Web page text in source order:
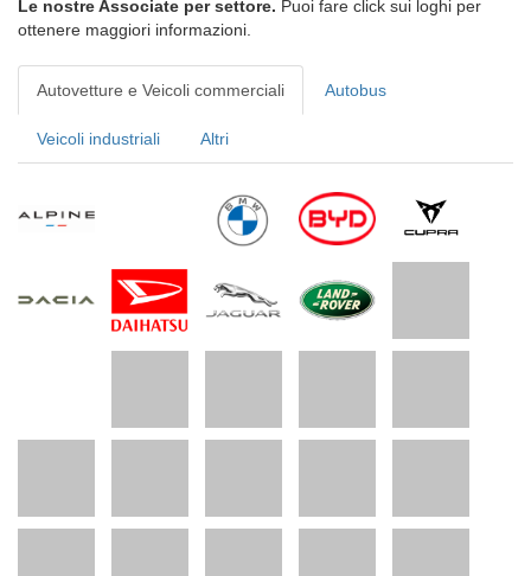
Le nostre Associate per settore. Puoi fare click sui loghi per
ottenere maggiori informazioni.
Autovetture e Veicoli commerciali Autobus
Veicoli industriali Altri